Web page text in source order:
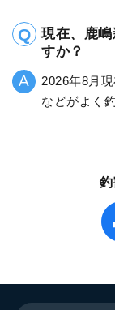
現在、鹿
すか？
2026年8月現
などがよく